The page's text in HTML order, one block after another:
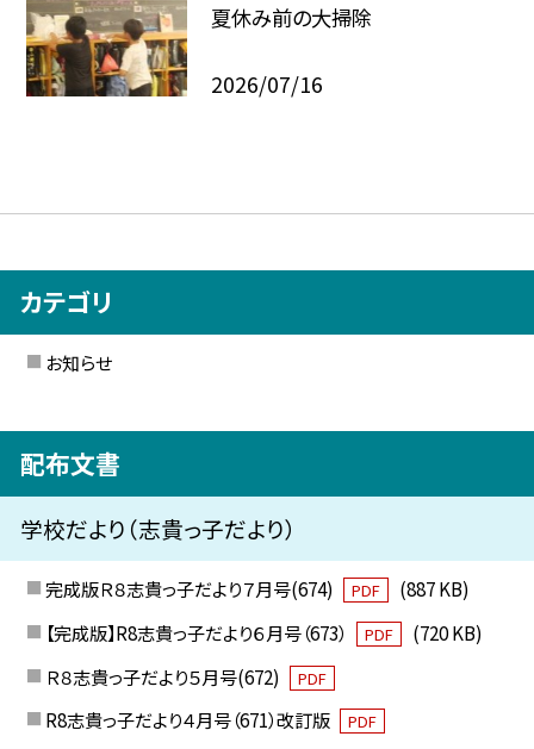
夏休み前の大掃除
2026/07/16
カテゴリ
お知らせ
配布文書
学校だより（志貴っ子だより）
完成版Ｒ８志貴っ子だより７月号(674) PDF
(887 KB)
【完成版】R8志貴っ子だより６月号（673）
PDF
(720 KB)
Ｒ８志貴っ子だより５月号(672)
PDF
R8志貴っ子だより４月号（671）改訂版 PDF